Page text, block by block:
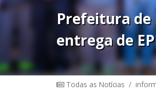
Prefeitura de
entrega de
Todas as Notícias /